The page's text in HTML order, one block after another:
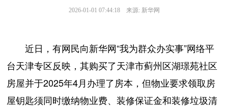
2026-01-01 07:44:18 来源: 新华网
近日，有网民向新华网“我为群众办实事”网络平
台天津专区反映，其购买了天津市蓟州区湖璟苑社区
房屋并于2025年4月办理了房本，但物业要求领取房
屋钥匙须同时缴纳物业费、装修保证金和装修垃圾清